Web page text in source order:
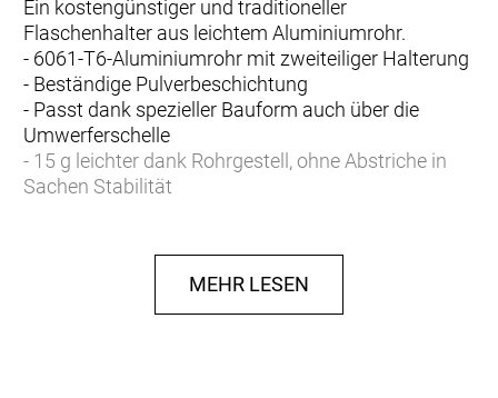
Ein kostengünstiger und traditioneller
Flaschenhalter aus leichtem Aluminiumrohr.
- 6061-T6-Aluminiumrohr mit zweiteiliger Halterung
- Beständige Pulverbeschichtung
- Passt dank spezieller Bauform auch über die
Umwerferschelle
- 15 g leichter dank Rohrgestell, ohne Abstriche in
Sachen Stabilität
MEHR LESEN